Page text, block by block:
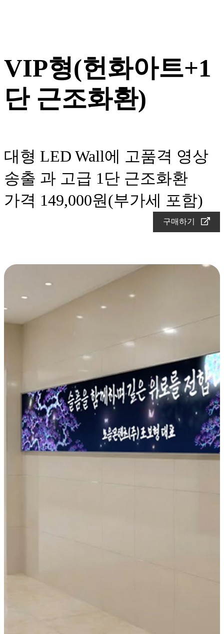
VIP형(헌화아트+1
단 근조화환)
대형 LED Wall에 고품격 영상
송출 과 고급 1단 근조화환
가격 149,000원(부가세 포함)
구매하기